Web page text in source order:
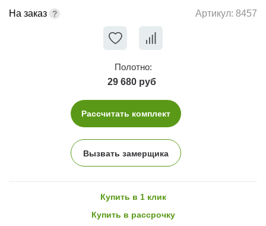
На заказ Артикул: 8457
Полотно:
29 680 руб
Рассчитать комплект
Вызвать замерщика
Купить в 1 клик
Купить в рассрочку